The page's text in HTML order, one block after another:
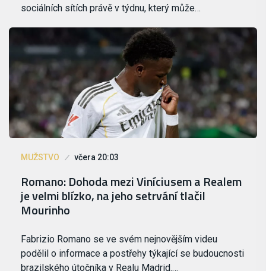
sociálních sítích právě v týdnu, který může…
MUŽSTVO včera 20:03
Romano: Dohoda mezi Viníciusem a Realem
je velmi blízko, na jeho setrvání tlačil
Mourinho
Fabrizio Romano se ve svém nejnovějším videu
podělil o informace a postřehy týkající se budoucnosti
brazilského útočníka v Realu Madrid.…